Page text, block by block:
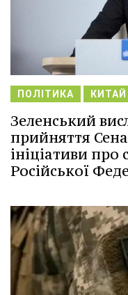
ПОЛІТИКА КИТАЙ
Зеленський
прийняття
ініціативи про
Російської